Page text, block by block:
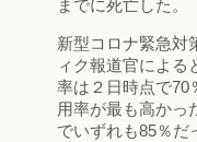
までに死亡した。
新型コロナ緊急対
ィク報道官による
率は２日時点で70
用率が最も高かっ
でいずれも85％だ